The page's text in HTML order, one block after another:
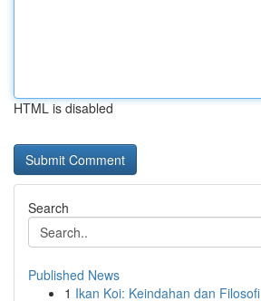
HTML is disabled
Search
Published News
1 Ikan Koi: Keindahan dan Filosofi